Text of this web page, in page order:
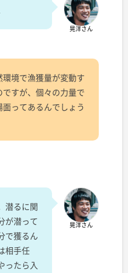
晃洋さん
環境で漁獲量が変動す
ですが、個々の力量で
ってあるんでしょう
晃洋さん
潜るに関
が潜って
で獲るん
相手任
ったら入